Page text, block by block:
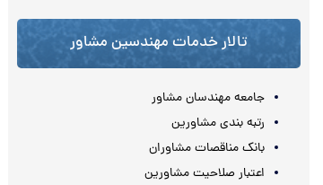
تالار خدمات مهندسین مشاور
جامعه مهندسان مشاور
رتبه بندی مشاورین
بانک مناقصات مشاوران
اعتبار صلاحیت مشاورین